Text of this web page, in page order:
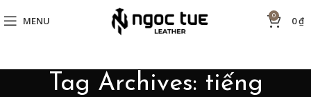
MENU 0 0₫
Tag Archives: tiếng